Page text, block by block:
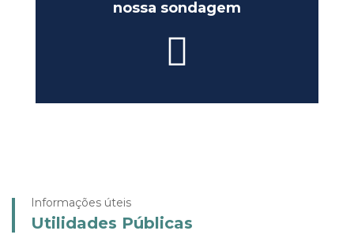
nossa sondagem
Informações úteis
Utilidades Públicas